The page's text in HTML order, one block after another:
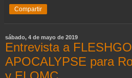
Compartir
sábado, 4 de mayo de 2019
Entrevista a
APOCALYPSE para